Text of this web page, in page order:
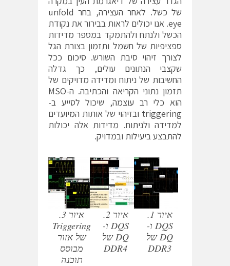
של כשל. לאחר העצירה, בחר unfold
eye. אנו יכולים לראות בבירור את נקודת
הכשל ולנתח ולהתמקד במספר מדידות
ספציפיות של חשמל ותזמון בצורת הגל
לצורך זיהוי סיבת השורש. סיכום ככל
שקצבי הנתונים עולים, כך גדלה
החשיבות של ניתוח ומדידה מדויקים של
תזמון נתוני הקריאה והכתיבה. ה-MSO
הוא כלי רב עוצמה, שיכול לסייע ב-
triggering ובזיהוי של אותות המיועדים
למדידה ולניתוח. מדידות אלה יכולות
להתבצע ביעילות ובמדויק.
איור 1.
DQS ו-
DQ של
DDR3
איור 2.
DQS ו-
DQ של
DDR4
איור 3.
Triggering
של אזור
מבוסס
תוכנה